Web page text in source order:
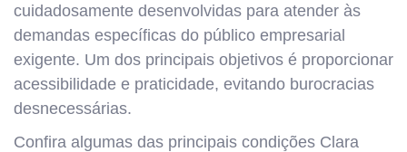
cuidadosamente desenvolvidas para atender às
demandas específicas do público empresarial
exigente. Um dos principais objetivos é proporcionar
acessibilidade e praticidade, evitando burocracias
desnecessárias.
Confira algumas das principais condições Clara